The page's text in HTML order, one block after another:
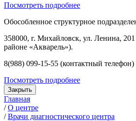
Посмотреть подробнее
Обособленное структурное
358000, г. Михайловск, ул. Ленина,
районе «Акварель»).
8(988) 099-15-55 (контактный телефон)
Посмотреть подробнее
Закрыть
Главная
/ О центре
/ Врачи диагностического центра